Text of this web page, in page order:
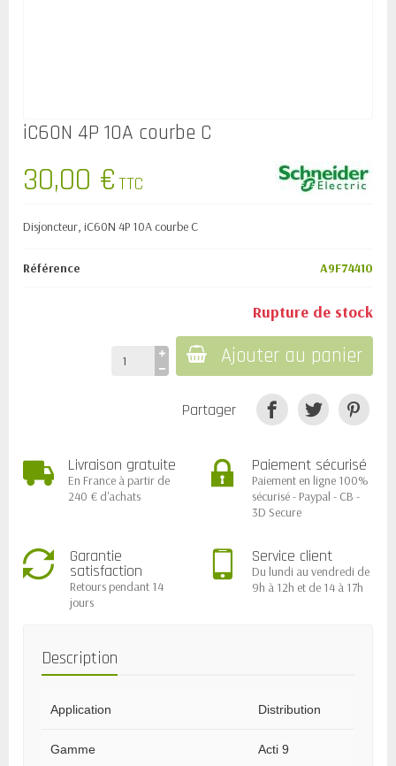
iC60N 4P 10A courbe C
30,00 €TTC
Disjoncteur, iC60N 4P 10A courbe C
Référence A9F74410
Rupture de stock
Ajouter au panier
Partager
Livraison gratuite
En France à partir de
240 € d'achats
Paiement sécurisé
Paiement en ligne 100%
sécurisé - Paypal - CB -
3D Secure
Garantie
satisfaction
Retours pendant 14
jours
Service client
Du lundi au vendredi de
9h à 12h et de 14 à 17h
Description
Application Distribution
Gamme Acti 9